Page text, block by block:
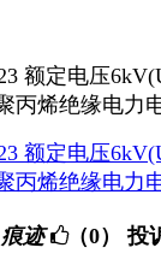
额定电压
丙烯绝缘电力
额定电压
丙烯绝缘电力
迹 （0） 投